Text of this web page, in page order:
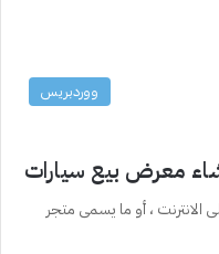
ووردبريس
معرض بيع سيارات
، أو ما يسمى متجر